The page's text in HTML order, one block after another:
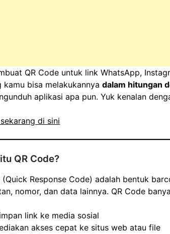
QR Code untuk link WhatsApp,
kamu bisa melakukannyadalam hitungan
aplikasi apa pun. Yuk kenalan
di sini
QR Code?
(Quick Response Code) adalah bentuk
nomor, dan data lainnya. QR Code
link ke media sosial
akses cepat ke situs web atau file